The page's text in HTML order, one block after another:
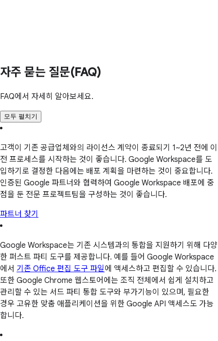
자주 묻는 질문(FAQ)
FAQ에서 자세히 알아보세요.
모두 펼치기
고객이 기존 공급업체와의 라이선스 계약이 종료되기 1~2년 전에 이
전 프로세스를 시작하는 것이 좋습니다. Google Workspace를 도
입하기로 결정한 다음에는 배포 계획을 마련하는 것이 중요합니다.
인증된 Google 파트너와 협력하여 Google Workspace 배포에 중
점을 둔 전문 프로젝트팀을 구성하는 것이 좋습니다.
파트너 찾기
Google Workspace는 기존 시스템과의 통합을 지원하기 위해 다양
한 퍼스트 파티 도구를 제공합니다. 예를 들어 Google Workspace
에서 기존 Office 편집 도구 파일에 액세스하고 편집할 수 있습니다.
또한 Google Chrome 웹스토어에는 조직 전체에서 쉽게 설치하고
관리할 수 있는 서드 파티 통합 도구와 부가기능이 있으며, 필요한
경우 고유한 맞춤 애플리케이션을 위한 Google API 액세스도 가능
합니다.